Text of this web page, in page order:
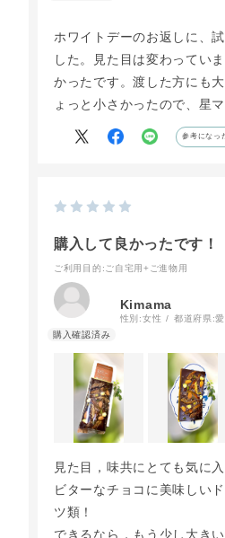
ホワイトデーのお返しに、
した。見た目は変わってい
かったです。渡した方にも
ょっと小さかったので、星
参考になっ
購入して良かったです！
ご利用目的 :ご自宅用+ご進物用
Kimama
性別:女性 都道府県:
見た目，味共にとても気に
ビターなチョコに美味しい
ツ類！
できるなら，もう少し大き